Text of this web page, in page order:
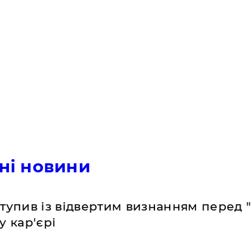
новини
із відвертим визнанням перед
кар'єрі